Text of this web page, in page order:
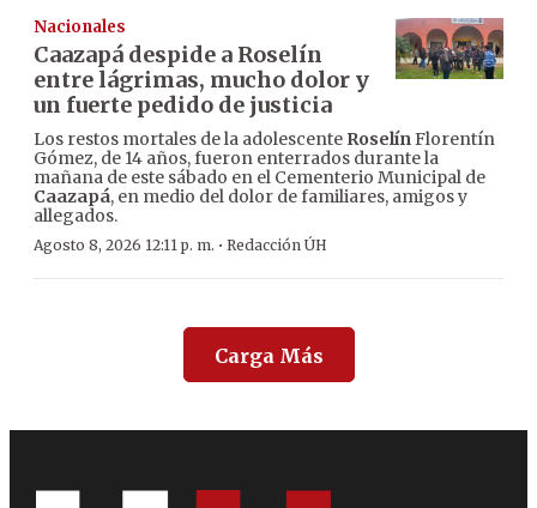
Nacionales
Caazapá despide a Roselín
entre lágrimas, mucho dolor y
un fuerte pedido de justicia
Los restos mortales de la adolescente RoselínFlorentín
Gómez, de 14 años, fueron enterrados durante la
mañana de este sábado en el Cementerio Municipal de
Caazapá, en medio del dolor de familiares, amigos y
allegados.
Agosto 8, 2026 12:11 p. m. · Redacción ÚH
Carga Más